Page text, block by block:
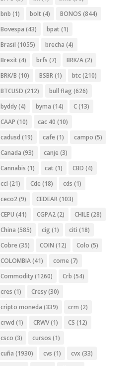
bnb (1) bolt (4) BONOS (844)
Bovespa (43) bpat (1)
Brasil (1055) brecha (4)
Brexit (4) brfs (7) BRK/A(2)
BRK/B (10) BSBR(1) btc(210)
BTCUSD (212) bull flag (626)
byddy(4) byma (14) C(13)
CAAP (10) cac 40 (10)
cadusd (19) cafe (1) campo (5)
Canada (93) canje (3)
Cannabis (1) cat (1) CBD (4)
ccl (21) Cde (18) cds (1)
ceco2(9) CEDEAR(103)
CEPU (41) CGPA2(2) CHILE(28)
China (585) cig (1) citi (18)
Cobre (35) COIN (12) Colo (5)
COLOMBIA(41) come (7)
Commodity(1260) Crb (54)
cres (1) Cresy(30)
cripto moneda (339) crm (2)
crwd (1) CRWV(1) CS (12)
csco (3) cursos (1)
cuña (1930) cvs (1) cvx (33)